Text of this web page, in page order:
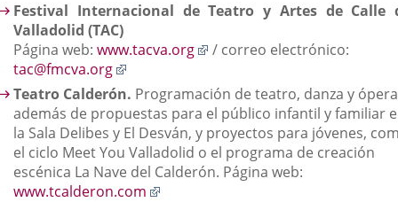
Festival Internacional de Teatro y Artes de Calle
Valladolid (TAC)
Página web: www.tacva.org
Enlace
una
aplicación
externa.
/ correo electrónico:
tac@fmcva.org
una
aplicación
externa.
Teatro Calderón. Programación de teatro, danza y
además de propuestas para el público infantil y familiar
la Sala Delibes y El Desván, y proyectos para jóvenes,
el ciclo Meet You Valladolid o el programa de creación
escénica La Nave del Calderón. Página web:
www.tcalderon.com